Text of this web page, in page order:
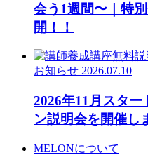
会う1週間〜｜特
開！！
お知らせ 2026.07.10
2026年11月スタ
ン説明会を開催し
MELONについて